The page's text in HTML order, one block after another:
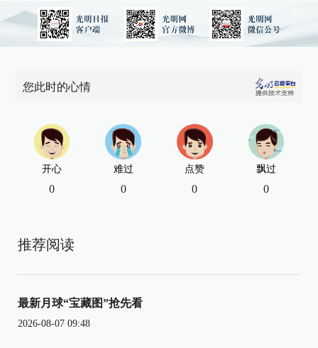
您此时的心情
开心
0
难过
0
点赞
0
飘过
0
推荐阅读
最新月球“宝藏图”抢先看
2026-08-07 09:48